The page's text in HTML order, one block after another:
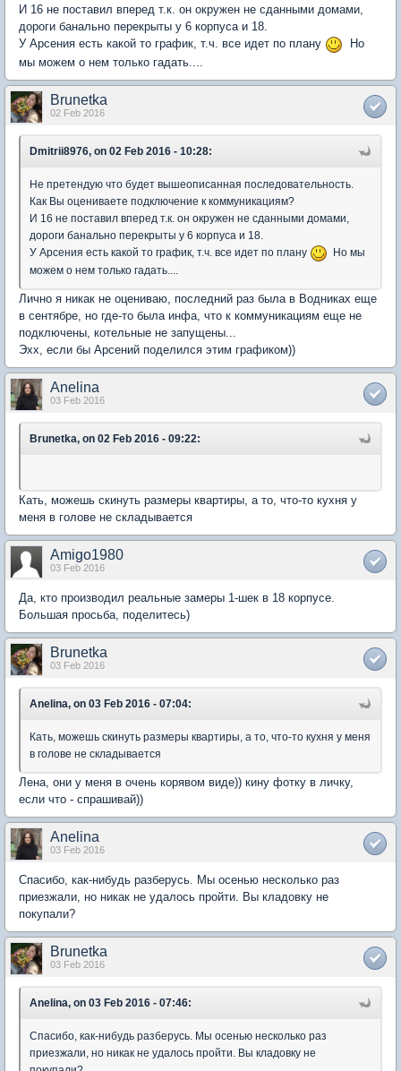
И 16 не поставил вперед т.к. он окружен не сданными домами,
дороги банально перекрыты у 6 корпуса и 18.
У Арсения есть какой то график, т.ч. все идет по плану
Но
мы можем о нем только гадать....
Brunetka
02 Feb 2016
Dmitrii8976, on 02 Feb 2016 - 10:28:
Не претендую что будет вышеописанная последовательность.
Как Вы оцениваете подключение к коммуникациям?
И 16 не поставил вперед т.к. он окружен не сданными домами,
дороги банально перекрыты у 6 корпуса и 18.
У Арсения есть какой то график, т.ч. все идет по плану
Но мы
можем о нем только гадать....
Лично я никак не оцениваю, последний раз была в Водниках еще
в сентябре, но где-то была инфа, что к коммуникациям еще не
подключены, котельные не запущены...
Эхх, если бы Арсений поделился этим графиком))
Anelina
03 Feb 2016
Brunetka, on 02 Feb 2016 - 09:22:
Кать, можешь скинуть размеры квартиры, а то, что-то кухня у
меня в голове не складывается
Amigo1980
03 Feb 2016
Да, кто производил реальные замеры 1-шек в 18 корпусе.
Большая просьба, поделитесь)
Brunetka
03 Feb 2016
Anelina, on 03 Feb 2016 - 07:04:
Кать, можешь скинуть размеры квартиры, а то, что-то кухня у меня
в голове не складывается
Лена, они у меня в очень корявом виде)) кину фотку в личку,
если что - спрашивай))
Anelina
03 Feb 2016
Спасибо, как-нибудь разберусь. Мы осенью несколько раз
приезжали, но никак не удалось пройти. Вы кладовку не
покупали?
Brunetka
03 Feb 2016
Anelina, on 03 Feb 2016 - 07:46:
Спасибо, как-нибудь разберусь. Мы осенью несколько раз
приезжали, но никак не удалось пройти. Вы кладовку не